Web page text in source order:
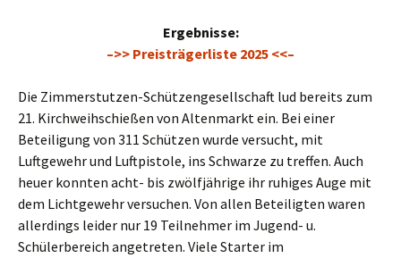
Ergebnisse:
–>> Preisträgerliste 2025 <<–
Die Zimmerstutzen-Schützengesellschaft lud bereits zum
21. Kirchweihschießen von Altenmarkt ein. Bei einer
Beteiligung von 311 Schützen wurde versucht, mit
Luftgewehr und Luftpistole, ins Schwarze zu treffen. Auch
heuer konnten acht- bis zwölfjährige ihr ruhiges Auge mit
dem Lichtgewehr versuchen. Von allen Beteiligten waren
allerdings leider nur 19 Teilnehmer im Jugend- u.
Schülerbereich angetreten. Viele Starter im